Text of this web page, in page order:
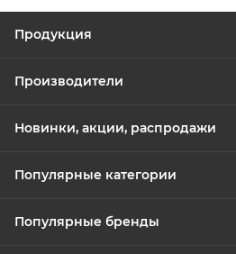
Продукция
Производители
Новинки, акции, распродажи
Популярные категории
Популярные бренды